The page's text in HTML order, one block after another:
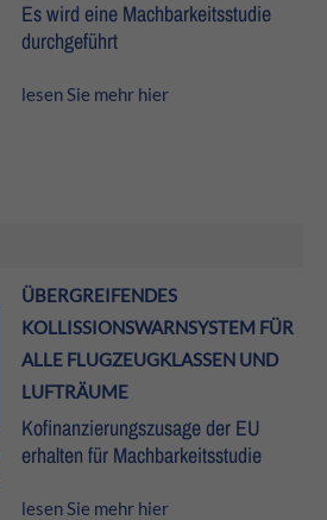
Es wird eine Machbarkeitsstudie
durchgeführt
lesen Sie mehr hier
ÜBERGREIFENDES
KOLLISSIONSWARNSYSTEM FÜR
ALLE FLUGZEUGKLASSEN UND
LUFTRÄUME
Kofinanzierungszusage der EU
erhalten für Machbarkeitsstudie
lesen Sie mehr hier